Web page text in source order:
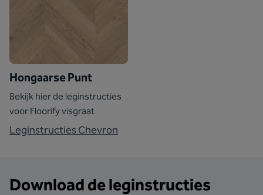
Hongaarse Punt
Bekijk hier de leginstructies
voor Floorify visgraat
Leginstructies Chevron
Download de leginstructies